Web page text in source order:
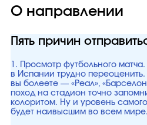
О направлении
Пять причин
1. Просмотр футбольного
в Испании трудно
вы болеете — «Реал»,
поход на стадион точно
колоритом. Ну и уровень
будет наивысшим во всем мире.